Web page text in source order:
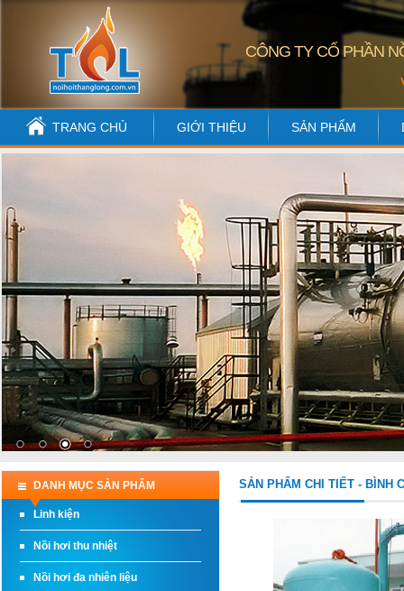
CÔNG TY CỔ PHẦN
TRANG CHỦ GIỚI THIỆU SẢN PHẨM
DANH MỤC SẢN PHẨM
Linh kiện
Nồi hơi thu nhiệt
Nồi hơi đa nhiên liệu
SẢN PHẨM CHI TIẾT - BÌNH